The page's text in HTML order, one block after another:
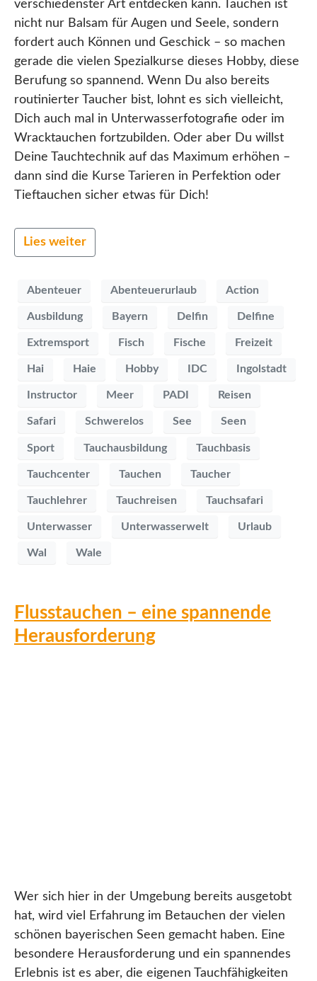
verschiedenster Art entdecken kann. Tauchen ist
nicht nur Balsam für Augen und Seele, sondern
fordert auch Können und Geschick – so machen
gerade die vielen Spezialkurse dieses Hobby, diese
Berufung so spannend. Wenn Du also bereits
routinierter Taucher bist, lohnt es sich vielleicht,
Dich auch mal in Unterwasserfotografie oder im
Wracktauchen fortzubilden. Oder aber Du willst
Deine Tauchtechnik auf das Maximum erhöhen –
dann sind die Kurse Tarieren in Perfektion oder
Tieftauchen sicher etwas für Dich!
Lies weiter
Abenteuer Abenteuerurlaub Action
Ausbildung Bayern Delfin Delfine
Extremsport Fisch Fische Freizeit
Hai Haie Hobby IDC Ingolstadt
Instructor Meer PADI Reisen
Safari Schwerelos See Seen
Sport Tauchausbildung Tauchbasis
Tauchcenter Tauchen Taucher
Tauchlehrer Tauchreisen Tauchsafari
Unterwasser Unterwasserwelt Urlaub
Wal Wale
Flusstauchen – eine spannende
Herausforderung
Wer sich hier in der Umgebung bereits ausgetobt
hat, wird viel Erfahrung im Betauchen der vielen
schönen bayerischen Seen gemacht haben. Eine
besondere Herausforderung und ein spannendes
Erlebnis ist es aber, die eigenen Tauchfähigkeiten